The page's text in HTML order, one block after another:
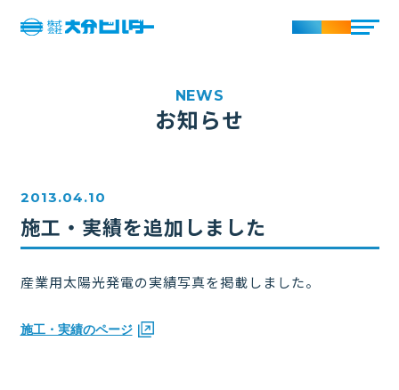
お知らせ
2013.04.10
施工・実績を追加しました
産業用太陽光発電の実績写真を掲載しました。
施工・実績のページ